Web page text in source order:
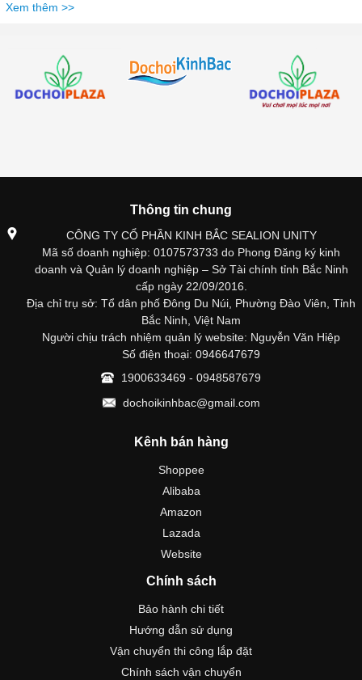
Xem thêm >>
Thông tin chung
CÔNG TY CỔ PHẦN KINH BẮC SEALION UNITY
Mã số doanh nghiệp: 0107573733 do Phong Đăng ký kinh
doanh và Quản lý doanh nghiệp – Sở Tài chính tỉnh Bắc Ninh
cấp ngày 22/09/2016.
Địa chỉ trụ sở: Tổ dân phố Đông Du Núi, Phường Đào Viên, Tỉnh
Bắc Ninh, Việt Nam
Người chịu trách nhiệm quản lý website: Nguyễn Văn Hiệp
Số điện thoại: 0946647679
1900633469 - 0948587679
dochoikinhbac@gmail.com
Kênh bán hàng
Shoppee
Alibaba
Amazon
Lazada
Website
Chính sách
Bảo hành chi tiết
Hướng dẫn sử dụng
Vận chuyển thi công lắp đặt
Chính sách vận chuyển